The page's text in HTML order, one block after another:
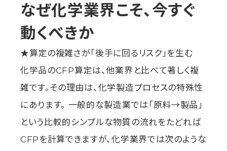
なぜ化学業界こそ、今すぐ
動くべきか
★算定の複雑さが「後手に回るリスク」を生む
化学品のCFP算定は、他業界と比べて著しく複
雑です。その理由は、化学製造プロセスの特殊性
にあります。 一般的な製造業では「原料→製品」
という比較的シンプルな物質の流れをたどれば
CFPを計算できますが、化学業界では次のような